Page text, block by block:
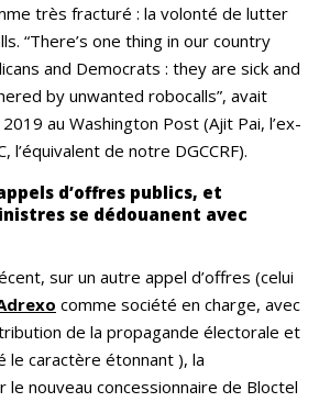
très fracturé : la volonté de lutter
“There’s one thing in our country
and Democrats : they are sick and
by unwanted robocalls”, avait
au Washington Post (Ajit Pai, l’ex-
l’équivalent de notre DGCCRF).
d’offres publics, et
se dédouanent avec
sur un autre appel d’offres (celui
comme société en charge, avec
de la propagande électorale et
le caractère étonnant ), la
le nouveau concessionnaire de Bloctel